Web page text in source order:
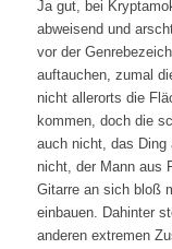
Ja gut, bei
abweisend und
vor der
auftauchen, zumal
nicht allerorts die
kommen, doch die
auch nicht, das Ding
nicht, der Mann aus
Gitarre an sich bloß
einbauen. Dahinter
anderen extremen